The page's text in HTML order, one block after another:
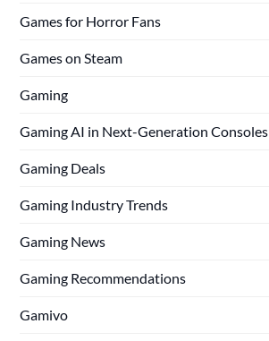
Games for Horror Fans
Games on Steam
Gaming
Gaming AI in Next-Generation Consoles
Gaming Deals
Gaming Industry Trends
Gaming News
Gaming Recommendations
Gamivo